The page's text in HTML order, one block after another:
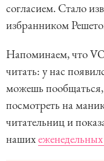
согласием. Стало
избранником
Напоминаем, что
читать: у нас
можешь пообщаться,
посмотреть на
читательниц и
наших